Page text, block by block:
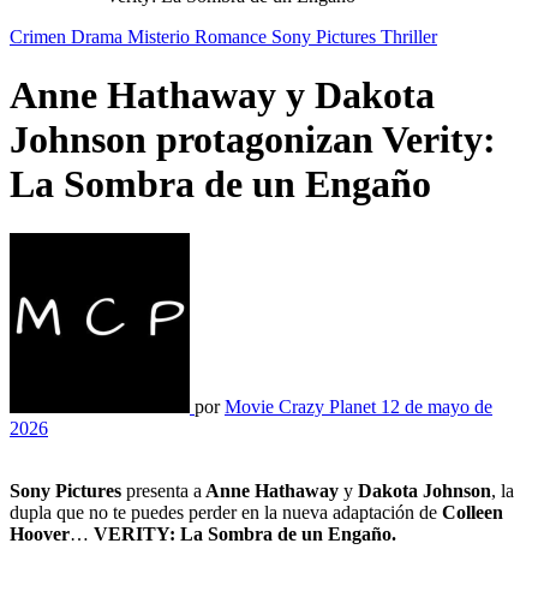
Crimen Drama Misterio Romance Sony Pictures Thriller
Anne Hathaway y Dakota
Johnson protagonizan Verity:
La Sombra de un Engaño
porMovie Crazy Planet 12 de mayo de
2026
Sony Pictures presenta a Anne Hathaway y Dakota Johnson, la
dupla que no te puedes perder en la nueva adaptación de Colleen
Hoover… VERITY: La Sombra de un Engaño.